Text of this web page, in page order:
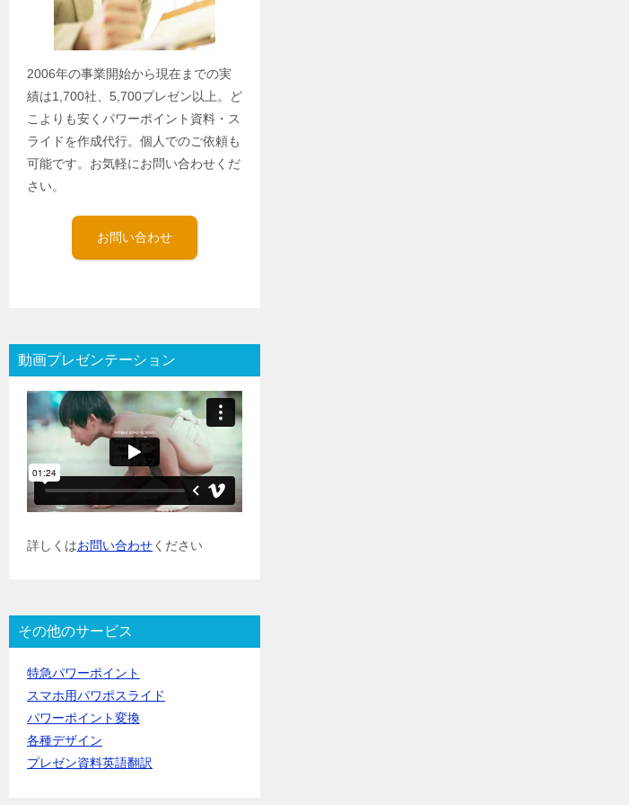
2006年の事業開始から現在までの実
績は1,700社、5,700プレゼン以上。ど
こよりも安くパワーポイント資料・ス
ライドを作成代行。個人でのご依頼も
可能です。お気軽にお問い合わせくだ
さい。
お問い合わせ
動画プレゼンテーション
詳しくはお問い合わせください
その他のサービス
特急パワーポイント
スマホ用パワポスライド
パワーポイント変換
各種デザイン
プレゼン資料英語翻訳